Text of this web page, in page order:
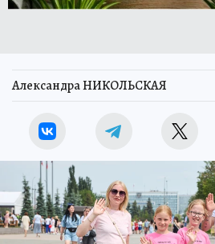
Александра НИКОЛЬСКАЯ